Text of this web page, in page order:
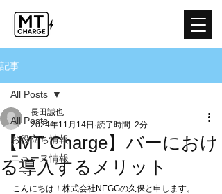
記事
All Posts
お役立ち情報
ニュース情報
All Posts
【MT Charge】バーにおけ
る導入するメリット
長田誠也
2024年11月14日 読了時間: 2分
こんにちは！株式会社NEGGの久保と申します。